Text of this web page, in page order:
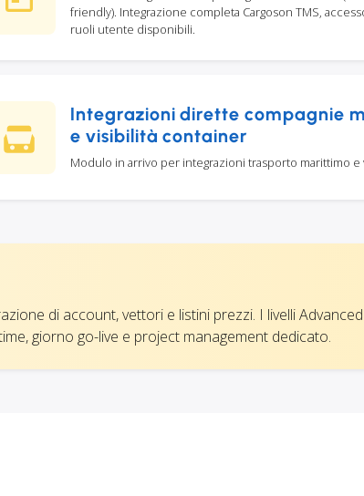
friendly). Integrazione completa Cargoson TMS,
ruoli utente disponibili.
Integrazioni dirette compagnie
e visibilità container
Modulo in arrivo per integrazioni trasporto marittimo e
di account, vettori e listini prezzi. I livelli
giorno go-live e project management dedicato.